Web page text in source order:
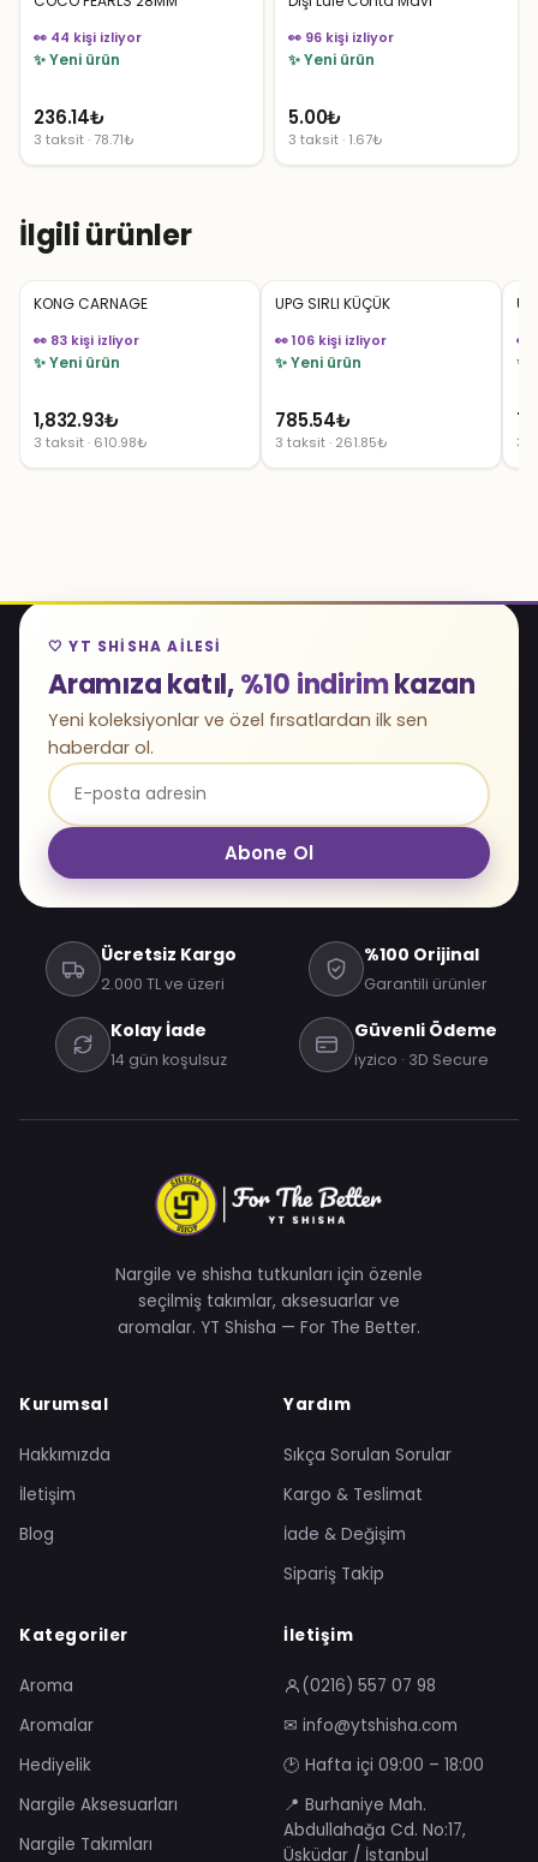
👀 44 kişi izliyor
✨ Yeni ürün
236.14₺
3 taksit · 78.71₺
👀 96 kişi izliyor
✨ Yeni ürün
5.00₺
3 taksit · 1.67₺
İlgili ürünler
KONG CARNAGE
👀 83 kişi izliyor
✨ Yeni ürün
1,832.93₺
3 taksit · 610.98₺
UPG SIRLI KÜÇÜK
👀 106 kişi izliyor
✨ Yeni ürün
785.54₺
3 taksit · 261.85₺
👀
✨
3
🤍 YT SHISHA AILESI
Aramıza katıl,%10 indirimkazan
Yeni koleksiyonlar ve özel fırsatlardan ilk sen
haberdar ol.
Abone Ol
Ücretsiz Kargo
2.000 TL ve üzeri
%100 Orijinal
Garantili ürünler
Kolay İade
14 gün koşulsuz
Güvenli Ödeme
iyzico · 3D Secure
Nargile ve shisha tutkunları için özenle
seçilmiş takımlar, aksesuarlar ve
aromalar. YT Shisha — For The Better.
Kurumsal
Hakkımızda
İletişim
Blog
Yardım
Sıkça Sorulan Sorular
Kargo & Teslimat
İade & Değişim
Sipariş Takip
Kategoriler
Aroma
Aromalar
Hediyelik
Nargile Aksesuarları
Nargile Takımları
İletişim
(0216) 557 07 98
✉ info@ytshisha.com
🕑 Hafta içi 09:00 – 18:00
📍 Burhaniye Mah.
Abdullahağa Cd. No:17,
Üsküdar / İstanbul